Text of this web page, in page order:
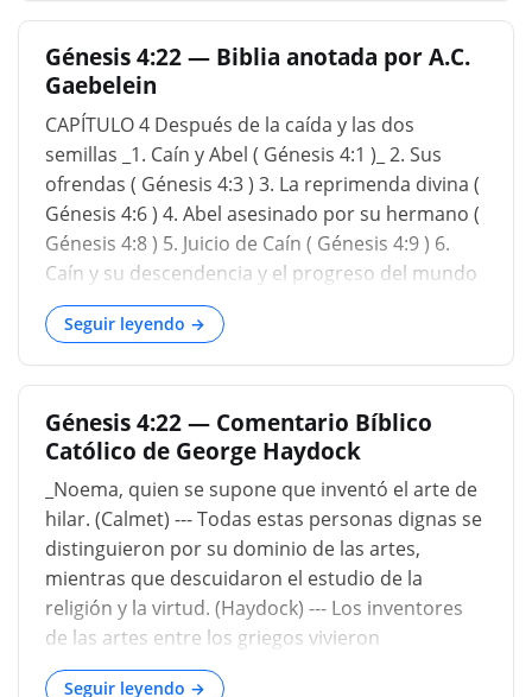
la Biblia guarde silencio, es mejor que
guardemos silencio. No estoy realmente
interesado en conjeturar sobre las escrituras.
Pero hay quienes enseñan que el pecado de Eva
con la serpiente fue que Eva tuvo cópula con la
serpiente, según la teoría de muchos, y Caín es
producto de esa relación. Entonces, en realidad,
Caín era descendiente de hombres después de
Satanás, y luego Abel era, ya sabes, la relación
respaldan eso en a
Génesis 4:22 — Biblia anotada por A.C.
Gaebelein
CAPÍTULO 4 Después de la caída y las dos
semillas _1. Caín y Abel ( Génesis 4:1 )_ 2. Sus
ofrendas ( Génesis 4:3 ) 3. La reprimenda divina (
Génesis 4:6 ) 4. Abel asesinado por su hermano (
Génesis 4:8 ) 5. Juicio de Caín ( Génesis 4:9 ) 6.
Caín y su descendencia y el progreso del mundo
( Génesis 4:17 ) 7. Set en lugar de Abel ( Génesis
4:25Seguir leyendo →
Génesis 4:22 — Comentario Bíblico
Católico de George Haydock
_Noema, quien se supone que inventó el arte de
hilar. (Calmet) --- Todas estas personas dignas se
distinguieron por su dominio de las artes,
mientras que descuidaron el estudio de la
religión y la virtud. (Haydock) --- Los inventores
de las artes entre los griegos vivieron
principalmente después del asedio de Troya.
Seguir leyendo →